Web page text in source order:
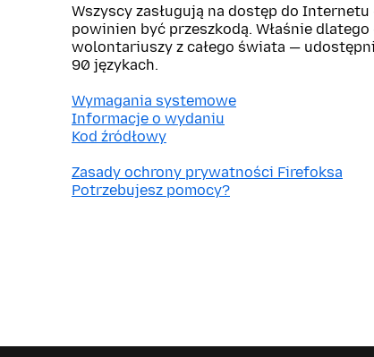
Wszyscy zasługują na dostęp do
powinien być przeszkodą. Właśnie
wolontariuszy z całego świata —
90 językach.
Wymagania systemowe
Informacje o wydaniu
Kod źródłowy
Zasady ochrony prywatności Firefoksa
Potrzebujesz pomocy?